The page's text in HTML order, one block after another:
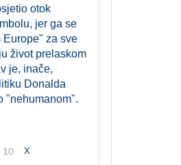
otok
jer ga se
Europe" za sve
život prelaskom
je, inače,
Donalda
"nehumanom".
10 X